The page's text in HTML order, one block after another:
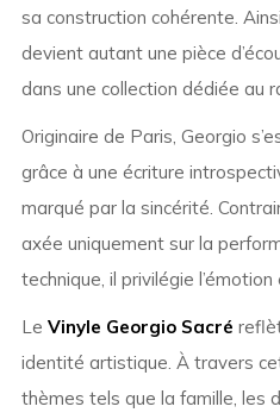
sa construction cohérente.
devient autant une pièce
dans une collection dédiée au
Originaire de Paris, Georgio
grâce à une écriture
marqué par la sincérité.
axée uniquement sur la
technique, il privilégie
Le Vinyle Georgio Sacré
identité artistique. À travers
thèmes tels que la famille, les